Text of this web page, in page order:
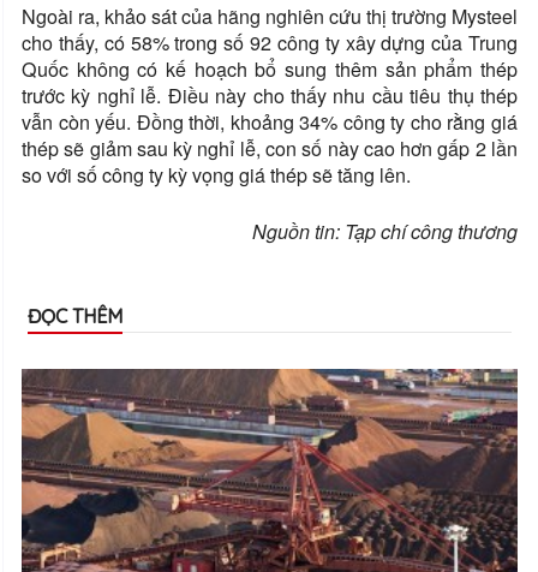
Ngoài ra, khảo sát của hãng nghiên cứu thị trường Mysteel
cho thấy, có 58% trong số 92 công ty xây dựng của Trung
Quốc không có kế hoạch bổ sung thêm sản phẩm thép
trước kỳ nghỉ lễ. Điều này cho thấy nhu cầu tiêu thụ thép
vẫn còn yếu. Đồng thời, khoảng 34% công ty cho rằng giá
thép sẽ giảm sau kỳ nghỉ lễ, con số này cao hơn gấp 2 lần
so với số công ty kỳ vọng giá thép sẽ tăng lên.
Nguồn tin: Tạp chí công thương
ĐỌC THÊM